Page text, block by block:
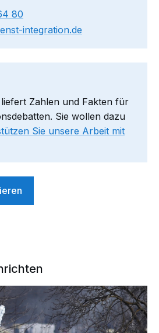
80
integration.de
Zahlen und Fakten für
Sie wollen dazu
Sie unsere Arbeit mit